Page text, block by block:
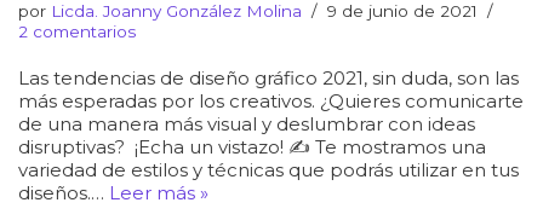
por Licda. Joanny González Molina
9 de junio de 2021
2 comentarios
Las tendencias de diseño gráfico 2021, sin duda, son las
más esperadas por los creativos. ¿Quieres comunicarte
de una manera más visual y deslumbrar con ideas
disruptivas? ¡Echa un vistazo! ✍️ Te mostramos una
variedad de estilos y técnicas que podrás utilizar en tus
diseños.… Leer más »